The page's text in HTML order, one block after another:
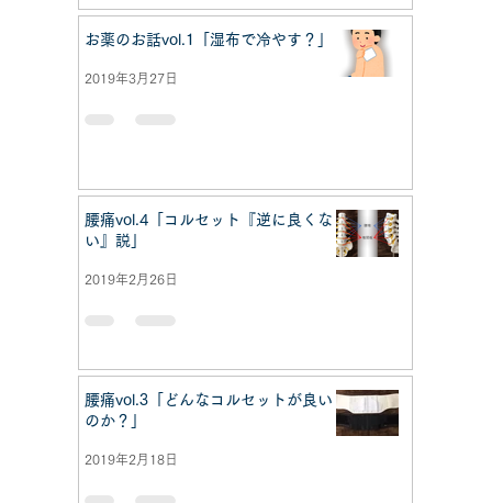
お薬のお話vol.1「湿布で冷やす？」
2019年3月27日
腰痛vol.4「コルセット『逆に良くな
い』説」
2019年2月26日
腰痛vol.3「どんなコルセットが良い
のか？」
2019年2月18日